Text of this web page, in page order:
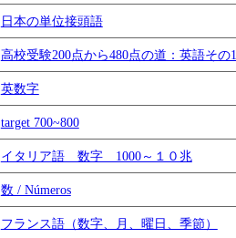
日本の単位接頭語
高校受験200点から480点の道：英語その1
英数字
target 700~800
イタリア語 数字 1000～１０兆
数 / Números
フランス語（数字、月、曜日、季節）